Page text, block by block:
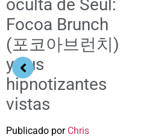
oculta de Seúl:
Focoa Brunch
(포코아브런치)
y sus
hipnotizantes
vistas
Publicado por Chris